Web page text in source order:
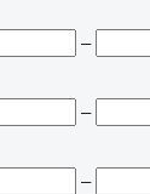
–
–
–